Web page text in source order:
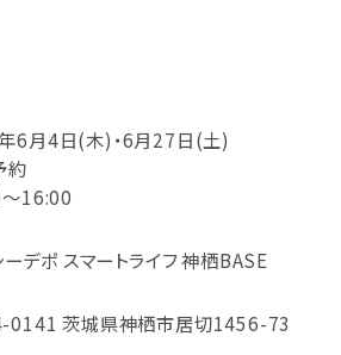
6月4日(木)・6月27日(土)
約
16:00
デポ スマートライフ 神栖BASE
0141 茨城県神栖市居切1456-73